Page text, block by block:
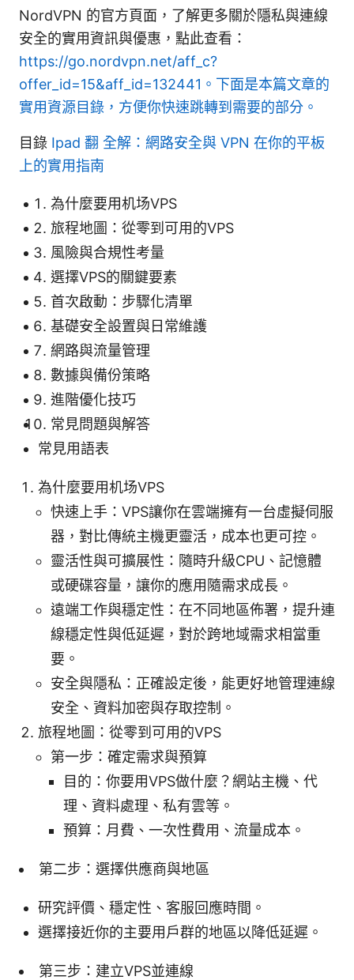
NordVPN 的官方頁面，了解更多關於隱私與連線
安全的實用資訊與優惠，點此查看：
https://go.nordvpn.net/aff_c?
offer_id=15&aff_id=132441。下面是本篇文章的
實用資源目錄，方便你快速跳轉到需要的部分。
目錄 Ipad 翻 全解：網路安全與 VPN 在你的平板
上的實用指南
為什麼要用机场VPS
旅程地圖：從零到可用的VPS
風險與合規性考量
選擇VPS的關鍵要素
首次啟動：步驟化清單
基礎安全設置與日常維護
網路與流量管理
數據與備份策略
進階優化技巧
常見問題與解答
常見用語表
為什麼要用机场VPS
快速上手：VPS讓你在雲端擁有一台虛擬伺服
器，對比傳統主機更靈活，成本也更可控。
靈活性與可擴展性：隨時升級CPU、記憶體
或硬碟容量，讓你的應用隨需求成長。
遠端工作與穩定性：在不同地區佈署，提升連
線穩定性與低延遲，對於跨地域需求相當重
要。
安全與隱私：正確設定後，能更好地管理連線
安全、資料加密與存取控制。
旅程地圖：從零到可用的VPS
第一步：確定需求與預算
目的：你要用VPS做什麼？網站主機、代
理、資料處理、私有雲等。
預算：月費、一次性費用、流量成本。
第二步：選擇供應商與地區
研究評價、穩定性、客服回應時間。
選擇接近你的主要用戶群的地區以降低延遲。
第三步：建立VPS並連線